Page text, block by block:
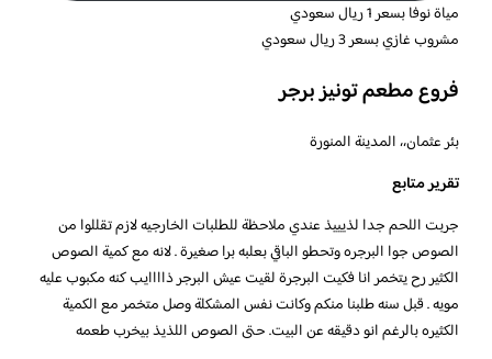
مياة نوفا بسعر 1 ريال سعودي
مشروب غازي بسعر 3 ريال سعودي
فروع مطعم تونيز برجر
بئر عثمان،، المدينة المنورة
تقرير متابع
جربت اللحم جدا لذيييذ عندي ملاحظة للطلبات الخارجيه لازم تقللوا من
الصوص جوا البرجره وتحطو الباقي بعلبه برا صغيرة . لانه مع كمية الصوص
الكثير رح يتخمر انا فكيت البرجرة لقيت عيش البرجر ذاااايب كنه مكبوب عليه
مويه . قبل سنه طلبنا منكم وكانت نفس المشكلة وصل متخمر مع الكمية
الكثيره بالرغم انو دقيقه عن البيت. حتى الصوص اللذيذ بيخرب طعمه